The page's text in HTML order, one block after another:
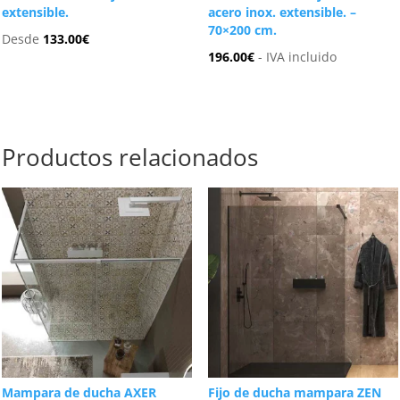
extensible.
Desde 133.00€
acero inox. extensible. –
70×200 cm.
196.00€ - IVA incluido
Productos relacionados
Mampara de ducha AXER
Fijo de ducha mampara ZEN